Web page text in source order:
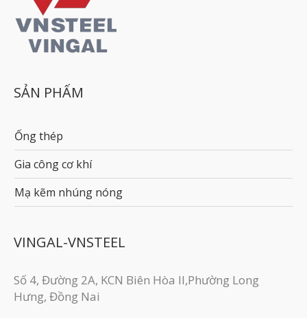
SẢN PHẨM
Ống thép
Gia công cơ khí
Mạ kẽm nhúng nóng
VINGAL-VNSTEEL
Số 4, Đường 2A, KCN Biên Hòa II,Phường Long
Hưng, Đồng Nai